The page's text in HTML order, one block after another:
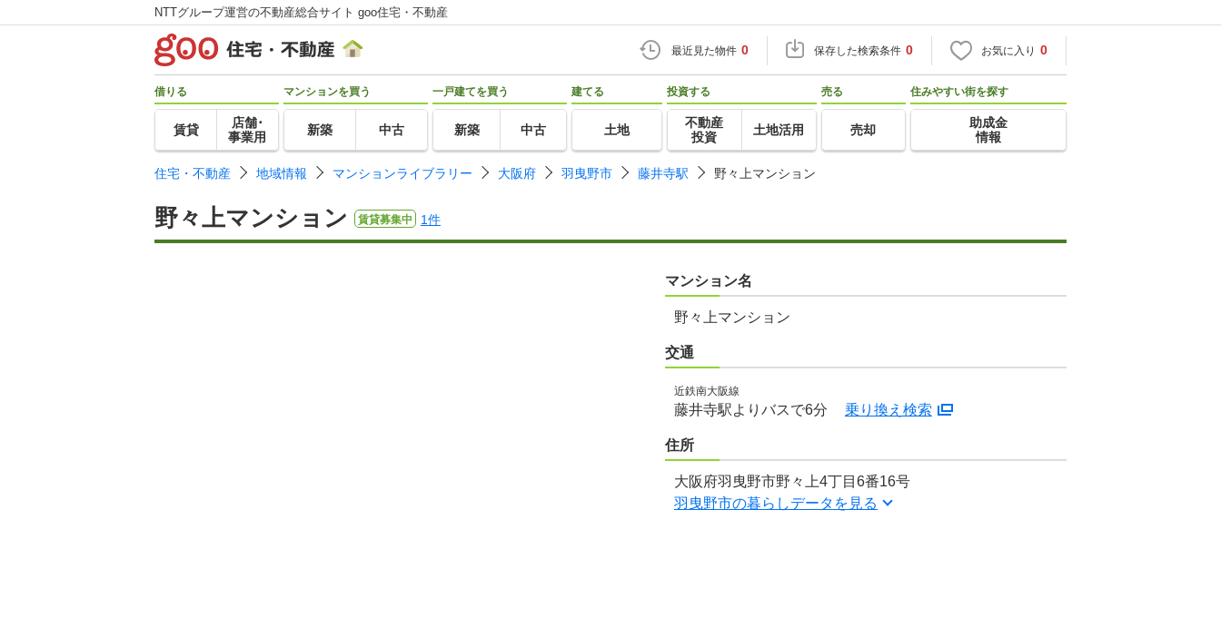
NTTグループ運営の不動産総合サイト goo住宅・不動産
最近見た物件 0 保存した検索条件 0 お気に入り 0
借りる
賃貸
店舗･
事業用
マンションを買う
新築 中古
一戸建てを買う
新築 中古
建てる
土地
投資する
不動産
投資
土地活用
売る
売却
住みやすい街を探す
助成金
情報
住宅・不動産 地域情報 マンションライブラリー 大阪府 羽曳野市 藤井寺駅 野々上マンション
野々上マンション 賃貸募集中 1件
マンション名
野々上マンション
交通
近鉄南大阪線
藤井寺駅よりバスで6分 乗り換え検索
住所
大阪府羽曳野市野々上4丁目6番16号
羽曳野市の暮らしデータを見る